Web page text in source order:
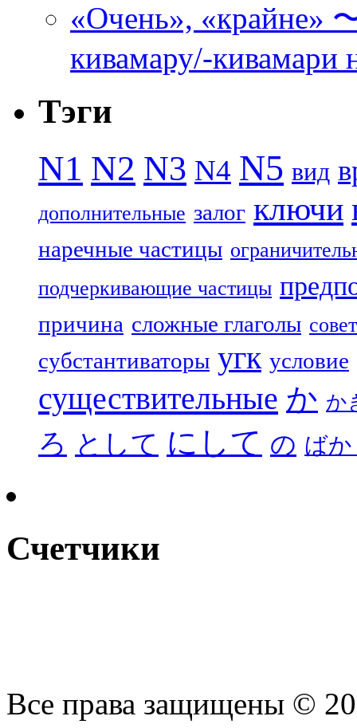
«Очень», «крайне»
кивамару/-кивамари
Тэги
N1 N2 N3 N4 N5 вид
дополнительные залог ключи
наречные частицы
подчеркивающие частицы
причина сложные глаголы совет
субстантиваторы угк условие
существительные か か
ろ として にして の ば
Счетчики
Все права защищены ©